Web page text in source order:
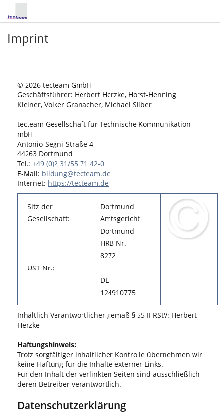
Imprint
© 2026 tecteam GmbH
Geschäftsführer: Herbert Herzke, Horst-Henning
Kleiner, Volker Granacher, Michael Silber
tecteam Gesellschaft für Technische Kommunikation
mbH
Antonio-Segni-Straße 4
44263 Dortmund
Tel.: +49 (0)2 31/55 71 42-0
E-Mail: bildung@tecteam.de
Internet: https://tecteam.de
Sitz der
Gesellschaft:
UST Nr.:
Dortmund
Amtsgericht
Dortmund
HRB Nr.
8272
DE
124910775
Inhaltlich Verantwortlicher gemäß § 55 II RStV: Herbert
Herzke
Haftungshinweis:
Trotz sorgfältiger inhaltlicher Kontrolle übernehmen wir
keine Haftung für die Inhalte externer Links.
Für den Inhalt der verlinkten Seiten sind ausschließlich
deren Betreiber verantwortlich.
Datenschutzerklärung